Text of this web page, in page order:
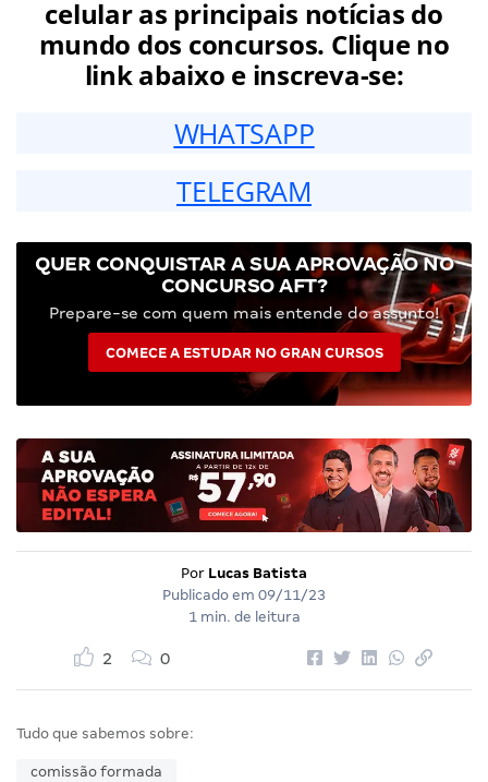
celular as principais notícias do
mundo dos concursos. Clique no
link abaixo e inscreva-se:
WHATSAPP
TELEGRAM
QUER CONQUISTAR A SUA APROVAÇÃO NO
CONCURSO AFT?
Prepare-se com quem mais entende do assunto!
COMECE A ESTUDAR NO GRAN CURSOS
Por Lucas Batista
Publicado em 09/11/23
1 min. de leitura
2 0
Tudo que sabemos sobre:
comissão formada